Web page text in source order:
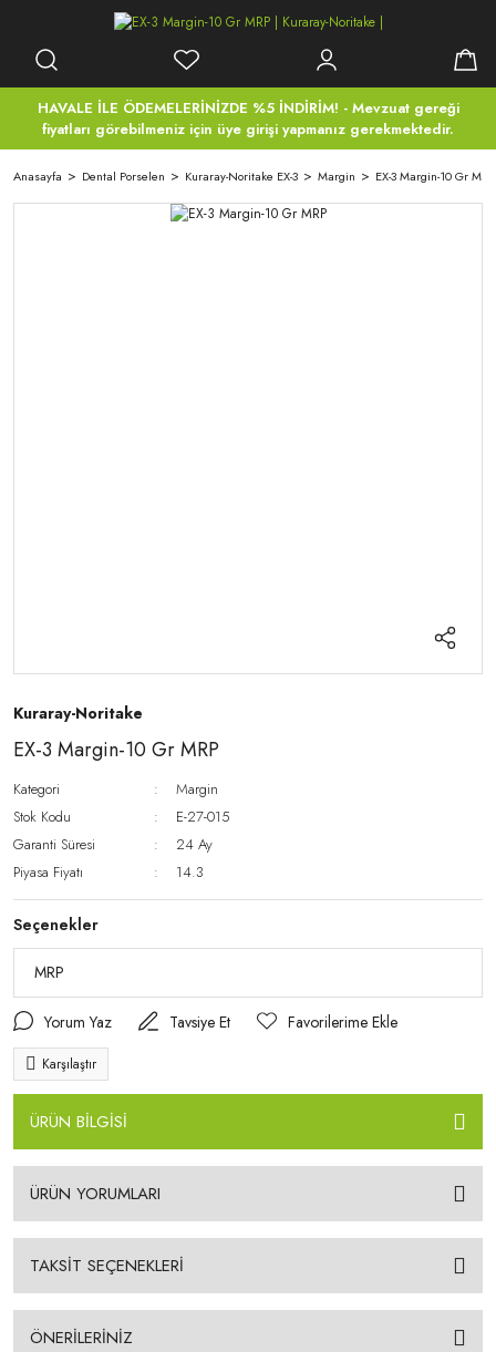
HAVALE İLE ÖDEMELERİNİZDE %5 İNDİRİM! - Mevzuat gereği
fiyatları görebilmeniz için üye girişi yapmanız gerekmektedir.
Anasayfa Dental Porselen Kuraray-Noritake EX-3 Margin EX-3 Margin-10 Gr MRP
Kuraray-Noritake
EX-3 Margin-10 Gr MRP
Kategori
Margin
Stok Kodu
E-27-015
Garanti Süresi
24 Ay
Piyasa Fiyatı
14.3
Seçenekler
Yorum Yaz Tavsiye Et
Karşılaştır
ÜRÜN BİLGİSİ
ÜRÜN YORUMLARI
TAKSİT SEÇENEKLERİ
ÖNERİLERİNİZ